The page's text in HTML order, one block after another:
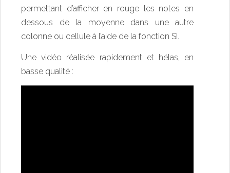
permettant d’afficher en rouge les notes en
dessous de la moyenne dans une autre
colonne ou cellule à l’aide de la fonction SI.
Une vidéo réalisée rapidement et hélas, en
basse qualité :